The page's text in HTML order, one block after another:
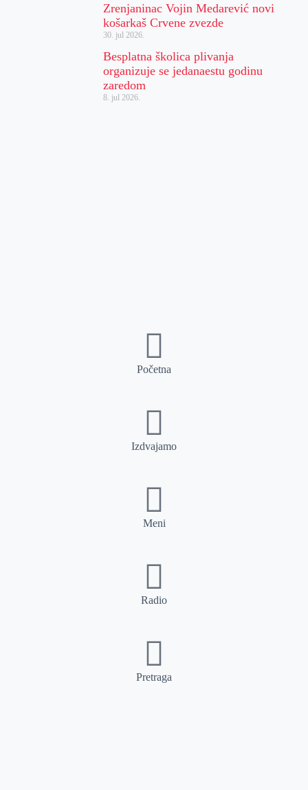
Zrenjaninac Vojin Medarević novi
košarkaš Crvene zvezde
30. jul 2026.
Besplatna školica plivanja
organizuje se jedanaestu godinu
zaredom
8. jul 2026.
Početna
Izdvajamo
Meni
Radio
Pretraga